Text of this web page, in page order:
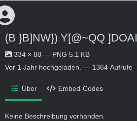
(B }B]NW}) Y[@~QQ ]DOAI
334 × 88 — PNG 5.1 KB
Vor 1 Jahr hochgeladen. — 1364 Aufrufe
Über Embed-Codes
Keine Beschreibung vorhanden.